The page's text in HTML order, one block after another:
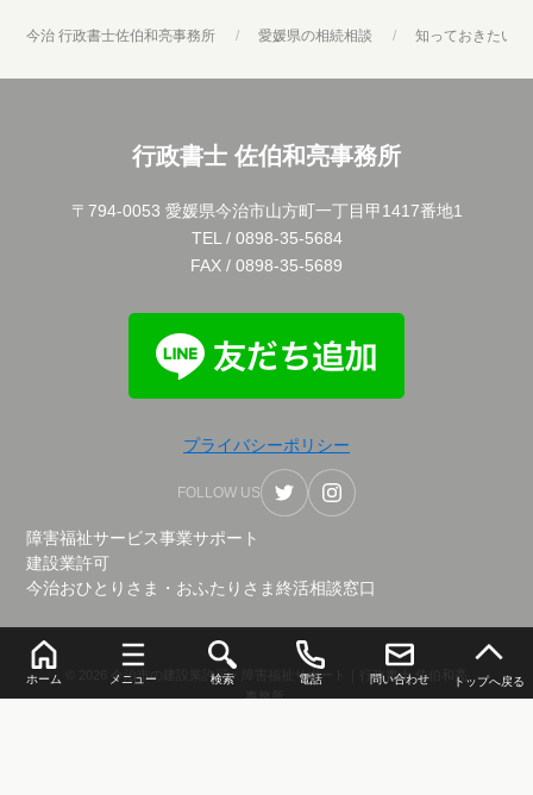
今治 行政書士佐伯和亮事務所 愛媛県の相続相談 知っておきたい
行政書士 佐伯和亮事務所
〒794-0053 愛媛県今治市山方町一丁目甲1417番地1
TEL / 0898-35-5684
FAX / 0898-35-5689
プライバシーポリシー
FOLLOW US
障害福祉サービス事業サポート
建設業許可
今治おひとりさま・おふたりさま終活相談窓口
© 2026 今治市の建設業許可・障害福祉サポート｜行政書士 佐伯和亮
事務所.
ホーム メニュー 検索 電話 問い合わせ トップへ戻る